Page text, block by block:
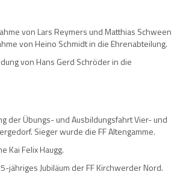
von Lars Reymers und Matthias Schween
von Heino Schmidt in die Ehrenabteilung.
von Hans Gerd Schröder in die
der Übungs- und Ausbildungsfahrt Vier- und
Sieger wurde die FF Altengamme.
Kai Felix Haugg.
jähriges Jubiläum der FF Kirchwerder Nord.